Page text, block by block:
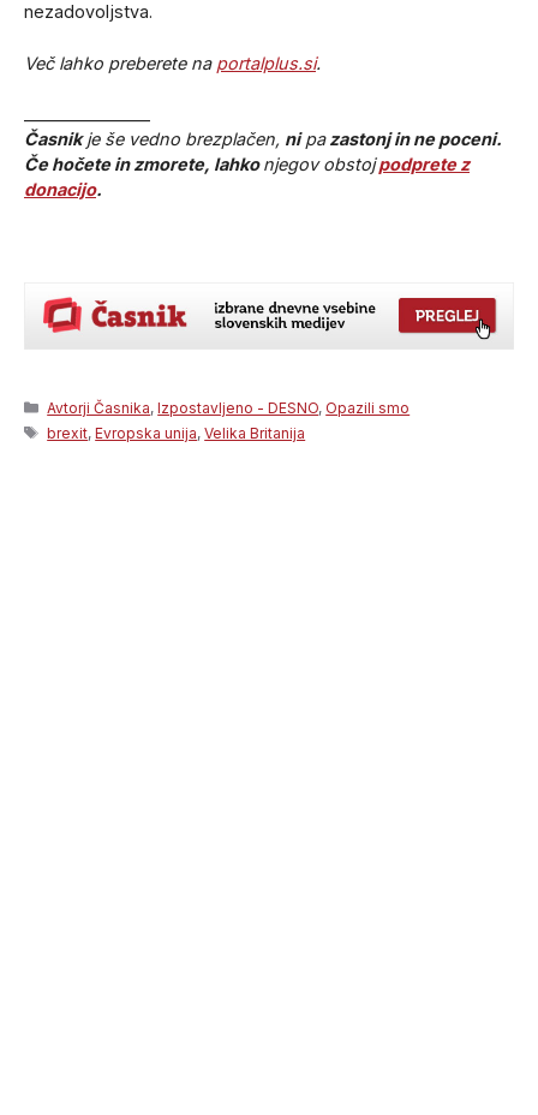
nezadovoljstva.
Več lahko preberete na portalplus.si.
Časnikje še vedno brezplačen, nipazastonj in ne poceni.
Če hočete in zmorete, lahkonjegov obstoj podprete z
donacijo.
Categories
Avtorji Časnika,Izpostavljeno - DESNO, Opazili smo
Tags
brexit,Evropska unija,Velika Britanija